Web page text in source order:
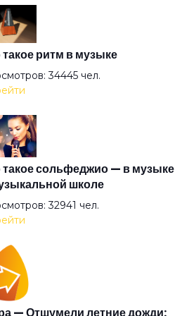
(2008)
такое ритм в музыке
34445 чел.
такое сольфеджио — в музыке
школе
32941 чел.
— Отшумели летние дожди: